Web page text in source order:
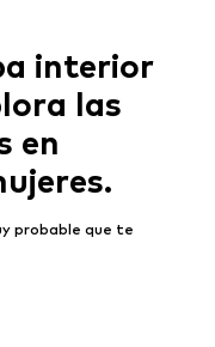
interior
las
en
probable que te